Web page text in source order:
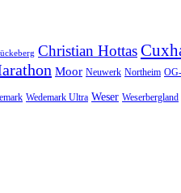
Christian Hottas
Moor Neuwerk Northeim
Wedemark Ultra Weser Weserbergland